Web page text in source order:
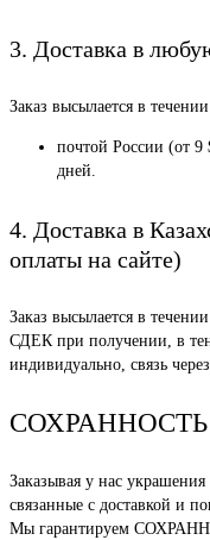
3. Доставка в
Заказ высылается в
почтой России (от
дней.
4. Доставка в
оплаты на сайте)
Заказ высылается в
СДЕК при получении, в
индивидуально, связь
Заказывая у нас
связанные с доставкой и
Мы гарантируем